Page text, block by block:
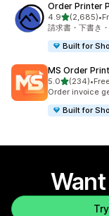
Order Printer
4.9out of 5 stars
(2,685)
2685 total •
請求書・下書き
Built for
MS Order
5.0out of 5 stars
(234)
234 total reviews
•
Order invoice
Built for